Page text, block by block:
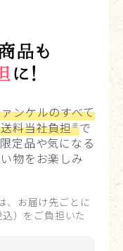
ンケルのすべて
料当社負担※で
定品や気になる
物をお楽しみ
、お届け先ごとに
）をご負担いた